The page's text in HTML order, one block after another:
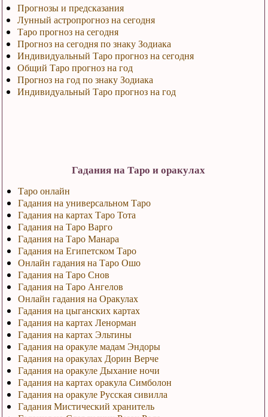
Прогнозы и предсказания
Лунный астропрогноз на сегодня
Таро прогноз на сегодня
Прогноз на сегодня по знаку Зодиака
Индивидуальный Таро прогноз на сегодня
Общий Таро прогноз на год
Прогноз на год по знаку Зодиака
Индивидуальный Таро прогноз на год
Гадания на Таро и оракулах
Таро онлайн
Гадания на универсальном Таро
Гадания на картах Таро Тота
Гадания на Таро Варго
Гадания на Таро Манара
Гадания на Египетском Таро
Онлайн гадания на Таро Ошо
Гадания на Таро Снов
Гадания на Таро Ангелов
Онлайн гадания на Оракулах
Гадания на цыганских картах
Гадания на картах Ленорман
Гадания на картах Эльтины
Гадания на оракуле мадам Эндоры
Гадания на оракулах Дорин Верче
Гадания на оракуле Дыхание ночи
Гадания на картах оракула Симболон
Гадания на оракуле Русская сивилла
Гадания Мистический хранитель